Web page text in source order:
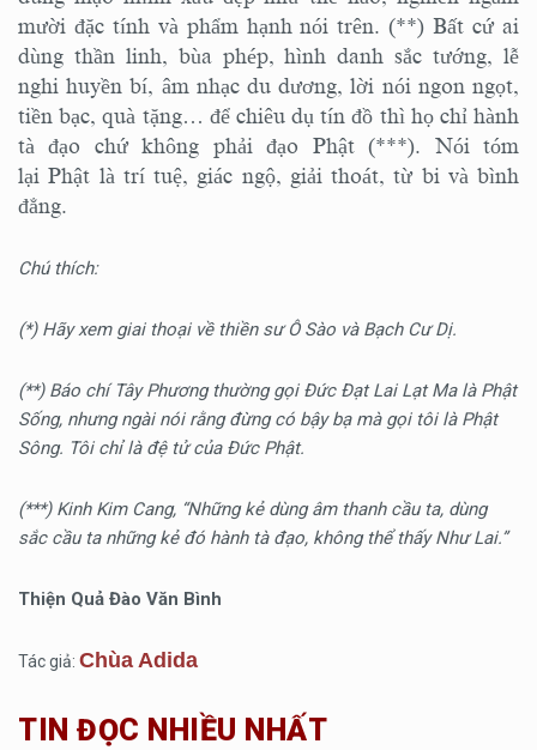
mười đặc tính và phẩm hạnh nói trên. (**) Bất cứ ai
dùng thần linh, bùa phép, hình danh sắc tướng, lễ
nghi huyền bí, âm nhạc du dương, lời nói ngon ngọt,
tiền bạc, quà tặng… để chiêu dụ tín đồ thì họ chỉ hành
tà đạo chứ không phải đạo Phật (***). Nói tóm
lại Phật là trí tuệ, giác ngộ, giải thoát, từ bi và bình
đẳng.
Chú thích:
(*) Hãy xem giai thoại về thiền sư Ô Sào và Bạch Cư Dị.
(**) Báo chí Tây Phương thường gọi Đức Đạt Lai Lạt Ma là Phật
Sống, nhưng ngài nói rằng đừng có bậy bạ mà gọi tôi là Phật
Sông. Tôi chỉ là đệ tử của Đức Phật.
(***) Kinh Kim Cang, “Những kẻ dùng âm thanh cầu ta, dùng
sắc cầu ta những kẻ đó hành tà đạo, không thể thấy Như Lai.”
Thiện Quả Đào Văn Bình
Tác giả: Chùa Adida
TIN ĐỌC NHIỀU NHẤT